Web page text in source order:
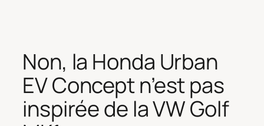
Non, la Honda Urban
EV Concept n’est pas
inspirée de la VW Golf